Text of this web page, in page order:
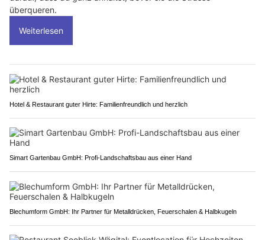
überqueren.
Weiterlesen
Hotel & Restaurant guter Hirte: Familienfreundlich und herzlich
Simart Gartenbau GmbH: Profi-Landschaftsbau aus einer Hand
Blechumform GmbH: Ihr Partner für Metalldrücken, Feuerschalen & Halbkugeln